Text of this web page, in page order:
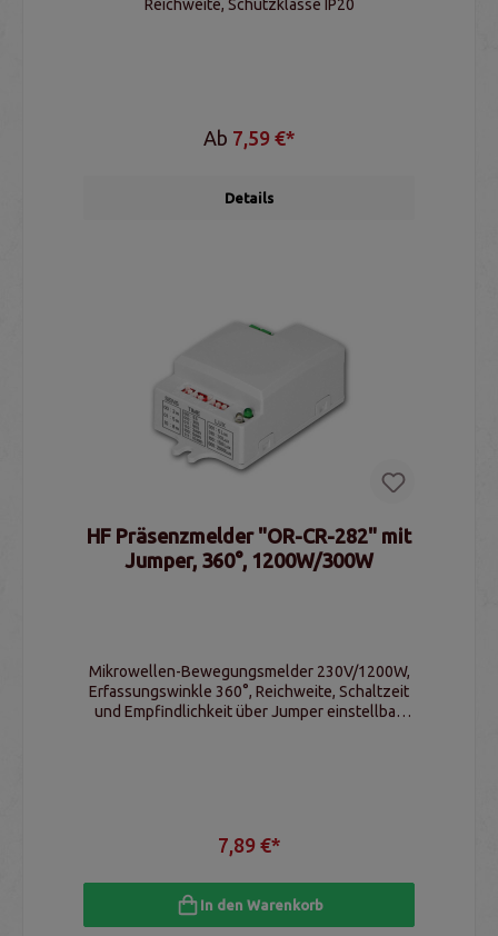
Reichweite, Schutzklasse IP20
Ab 7,59 €*
Details
HF Präsenzmelder "OR-CR-282" mit
Jumper, 360°, 1200W/300W
Mikrowellen-Bewegungsmelder 230V/1200W,
Erfassungswinkle 360°, Reichweite, Schaltzeit
und Empfindlichkeit über Jumper einstellbar,
7,89 €*
In den Warenkorb